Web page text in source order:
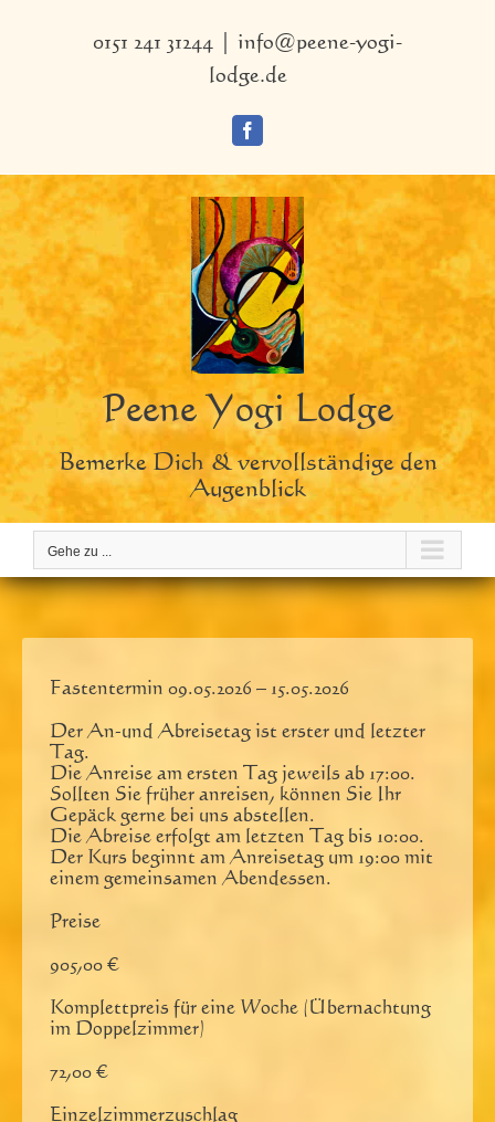
0151 241 31244 | info@peene-yogi-
lodge.de
Facebook
Peene Yogi Lodge
Bemerke Dich & vervollständige den
Augenblick
Gehe zu ...
Fastentermin 09.05.2026 – 15.05.2026
Der An-und Abreisetag ist erster und letzter
Tag.
Die Anreise am ersten Tag jeweils ab 17:00.
Sollten Sie früher anreisen, können Sie Ihr
Gepäck gerne bei uns abstellen.
Die Abreise erfolgt am letzten Tag bis 10:00.
Der Kurs beginnt am Anreisetag um 19:00 mit
einem gemeinsamen Abendessen.
Preise
905,00 €
Komplettpreis für eine Woche (Übernachtung
im Doppelzimmer)
72,00 €
Einzelzimmerzuschlag